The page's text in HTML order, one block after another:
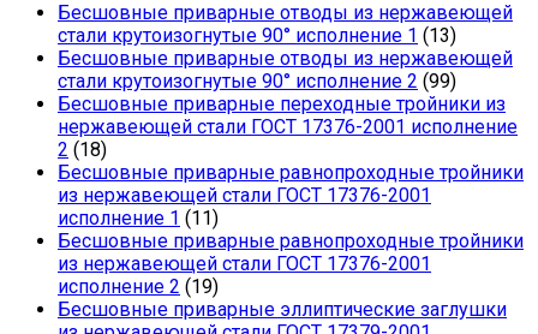
Бесшовные приварные отводы из нержавеющей
стали крутоизогнутые 90° исполнение 1 (13)
Бесшовные приварные отводы из нержавеющей
стали крутоизогнутые 90° исполнение 2 (99)
Бесшовные приварные переходные тройники из
нержавеющей стали ГОСТ 17376-2001 исполнение
2 (18)
Бесшовные приварные равнопроходные тройники
из нержавеющей стали ГОСТ 17376-2001
исполнение 1 (11)
Бесшовные приварные равнопроходные тройники
из нержавеющей стали ГОСТ 17376-2001
исполнение 2 (19)
Бесшовные приварные эллиптические заглушки